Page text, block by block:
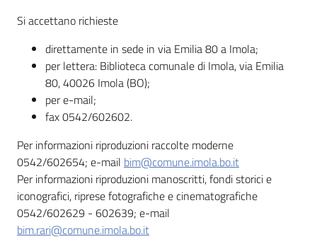
Si accettano richieste
direttamente in sede in via Emilia 80 a Imola;
per lettera: Biblioteca comunale di Imola, via Emilia
80, 40026 Imola (BO);
per e-mail;
fax 0542/602602.
Per informazioni riproduzioni raccolte moderne
0542/602654; e-mail bim@comune.imola.bo.it
Per informazioni riproduzioni manoscritti, fondi storici e
iconografici, riprese fotografiche e cinematografiche
0542/602629 - 602639; e-mail
bim.rari@comune.imola.bo.it